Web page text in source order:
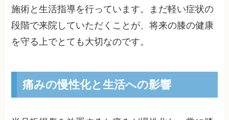
施術と生活指導を行っています。まだ軽い症状の
段階で来院していただくことが、将来の膝の健康
を守る上でとても大切なのです。
痛みの慢性化と生活への影響